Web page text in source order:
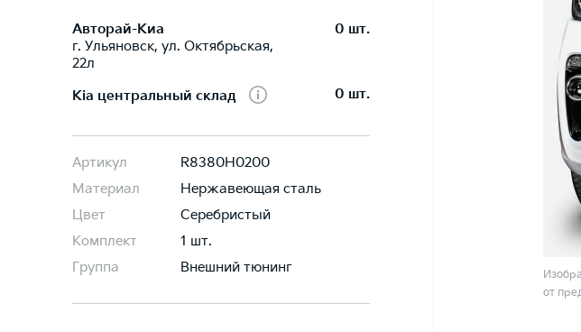
Авторай-Киа
г. Ульяновск, ул. Октябрьская,
22л
0 шт.
Kia центральный склад 0 шт.
Артикул
R8380H0200
Материал
Нержавеющая сталь
Цвет
Серебристый
Комплект
1 шт.
Группа
Внешний тюнинг
от